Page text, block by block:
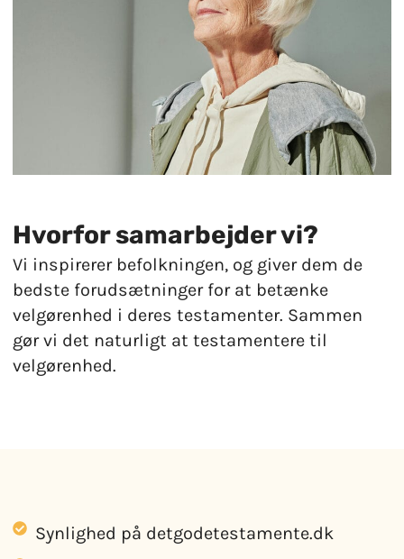
Hvorfor samarbejder vi?
Vi inspirerer befolkningen, og giver dem de
bedste forudsætninger for at betænke
velgørenhed i deres testamenter. Sammen
gør vi det naturligt at testamentere til
velgørenhed.
Synlighed på detgodetestamente.dk